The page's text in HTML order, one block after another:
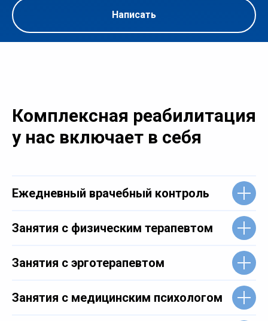
Написать
Комплексная реабилитация
у нас включает в себя
Ежедневный врачебный контроль
Занятия с физическим терапевтом
Занятия с эрготерапевтом
Занятия с медицинским психологом